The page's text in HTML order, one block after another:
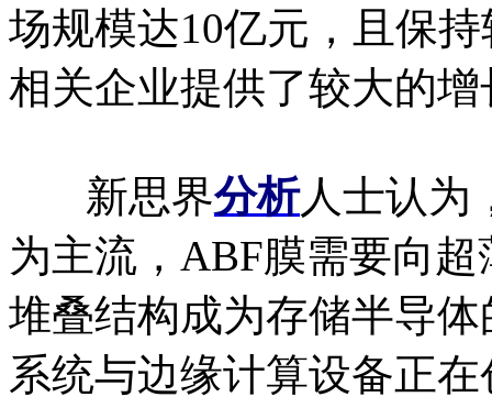
场规模达10亿元，且保
相关企业提供了较大的
新思界分析人士认为
为主流，ABF膜需要向
堆叠结构成为存储半导
系统与边缘计算设备正